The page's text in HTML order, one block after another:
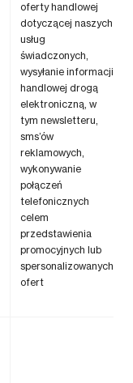
oferty handlowej
dotyczącej naszych
usług
świadczonych,
wysyłanie informacji
handlowej drogą
elektroniczną, w
tym newsletteru,
sms’ów
reklamowych,
wykonywanie
połączeń
telefonicznych
celem
przedstawienia
promocyjnych lub
spersonalizowanych
ofert